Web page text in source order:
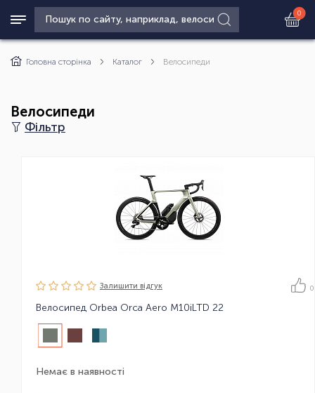
0
Головна сторінка Каталог Велосипеди
Велосипеди
Фільтр
Залишити вiдгук 0
Велосипед Orbea Orca Aero M10iLTD 22
Немає в наявності